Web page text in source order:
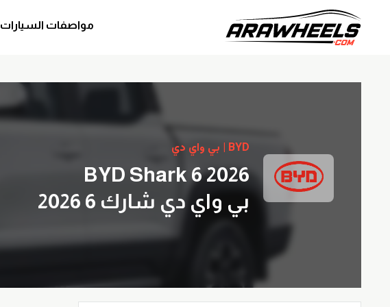
مواصفات السيارات
BYD | بي واي دي
BYD Shark 6 2026
بي واي دي شارك 6 2026